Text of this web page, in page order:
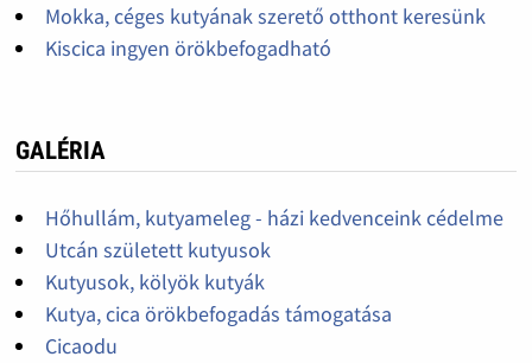
Mokka, céges kutyának szerető otthont keresünk
Kiscica ingyen örökbefogadható
GALÉRIA
Hőhullám, kutyameleg - házi kedvenceink cédelme
Utcán született kutyusok
Kutyusok, kölyök kutyák
Kutya, cica örökbefogadás támogatása
Cicaodu